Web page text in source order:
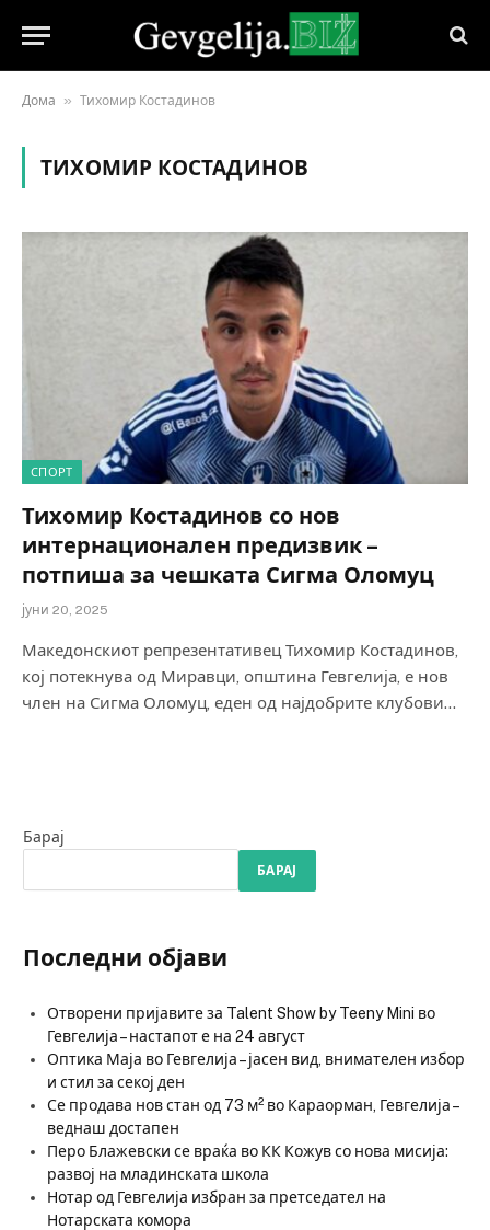
Дома » Тихомир Костадинов
ТИХОМИР КОСТАДИНОВ
СПОРТ
Тихомир Костадинов со нов
интернационален предизвик –
потпиша за чешката Сигма Оломуц
јуни 20, 2025
Македонскиот репрезентативец Тихомир Костадинов,
кој потекнува од Миравци, општина Гевгелија, е нов
член на Сигма Оломуц, еден од најдобрите клубови…
Барај
БАРАЈ
Последни објави
Отворени пријавите за Talent Show by Teeny Mini во
Гевгелија – настапот е на 24 август
Оптика Маја во Гевгелија – јасен вид, внимателен избор
и стил за секој ден
Се продава нов стан од 73 м² во Караорман, Гевгелија –
веднаш достапен
Перо Блажевски се враќа во КК Кожув со нова мисија:
развој на младинската школа
Нотар од Гевгелија избран за претседател на
Нотарската комора